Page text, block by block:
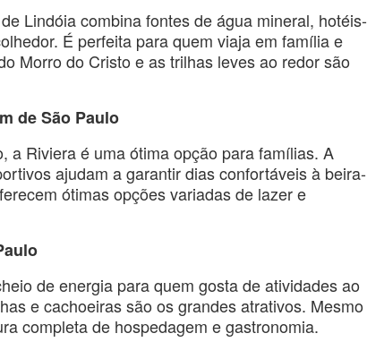
Lindóia combina fontes de água mineral, hotéis-
É perfeita para quem viaja em família e
Morro do Cristo e as trilhas leves ao redor são
de São Paulo
a Riviera é uma ótima opção para famílias. A
ajudam a garantir dias confortáveis à beira-
ótimas opções variadas de lazer e
de energia para quem gosta de atividades ao
e cachoeiras são os grandes atrativos. Mesmo
completa de hospedagem e gastronomia.